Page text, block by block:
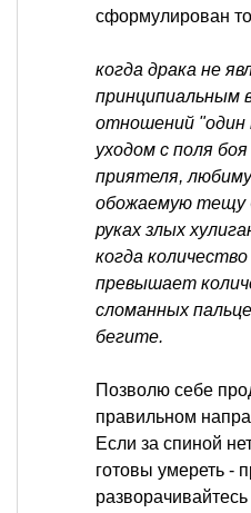
сформулирован
когда драка не
принципиальным
отношений "один
уходом с поля
приятеля,
обожаемую тещу
руках злых
когда
превышает
сломанных
бегите.
Позволю себе
правильном
Если за спиной
готовы умереть -